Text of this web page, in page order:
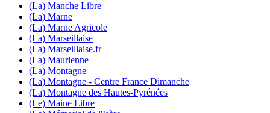
(La) Manche Libre
(La) Marne
(La) Marne Agricole
(La) Marseillaise
(La) Marseillaise.fr
(La) Maurienne
(La) Montagne
(La) Montagne - Centre France Dimanche
(La) Montagne des Hautes-Pyrénées
(Le) Maine Libre